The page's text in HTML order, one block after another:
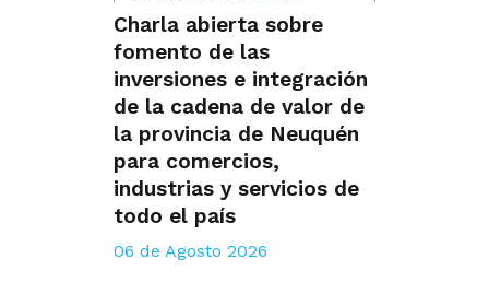
Charla abierta sobre
fomento de las
inversiones e integración
de la cadena de valor de
la provincia de Neuquén
para comercios,
industrias y servicios de
todo el país
06 de Agosto 2026